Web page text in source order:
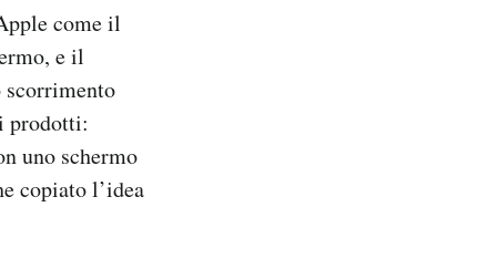
come il
e il
prodotti:
uno schermo
copiato l’idea